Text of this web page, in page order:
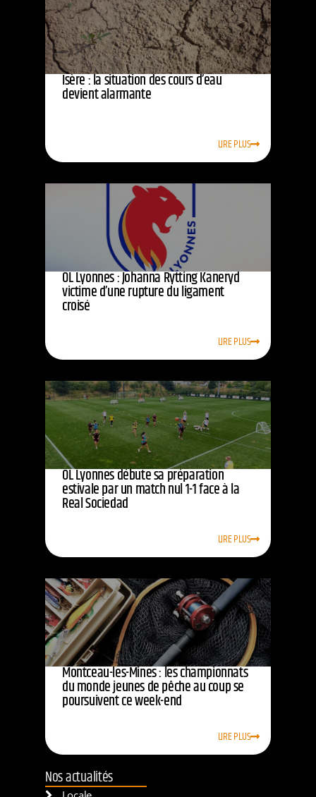
Isère : la situation des cours d’eau
devient alarmante
LIRE PLUS
OL Lyonnes : Johanna Rytting Kaneryd
victime d’une rupture du ligament
croisé
LIRE PLUS
OL Lyonnes débute sa préparation
estivale par un match nul 1-1 face à la
Real Sociedad
LIRE PLUS
Montceau-les-Mines : les championnats
du monde jeunes de pêche au coup se
poursuivent ce week-end
LIRE PLUS
Nos actualités